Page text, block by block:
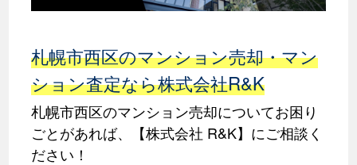
札幌市西区のマンション売却・マン
ション査定なら株式会社R&K
札幌市西区のマンション売却についてお困り
ごとがあれば、【株式会社 R&K】にご相談く
ださい！